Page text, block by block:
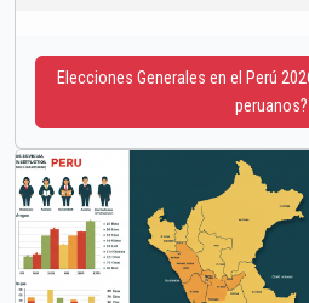
Elecciones Generales en el Perú
peruanos?